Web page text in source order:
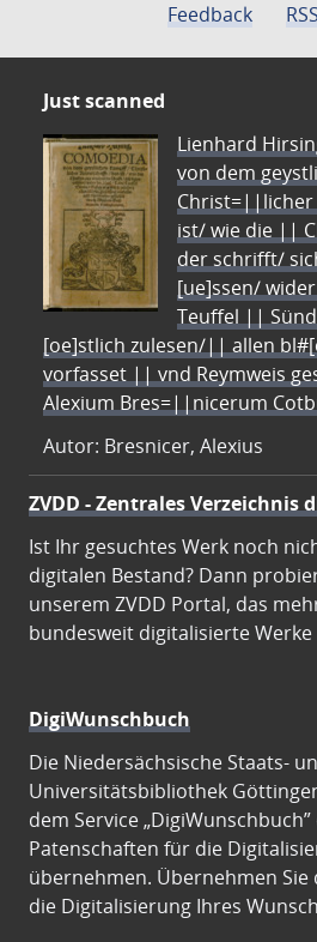
Feedback
Just scanned
Lienhard
von dem
Christ=||licher
ist/ wie die ||
der schrifft/
[ue]ssen/
Teuffel ||
[oe]stlich zulesen/|| allen
vorfasset || vnd Reymweis
Alexium Bres=||nicerum
Autor: Bresnicer, Alexius
ZVDD - Zentrales
Ist Ihr gesuchtes Werk noch
digitalen Bestand? Dann
unserem ZVDD Portal, das
bundesweit digitalisierte Werke
DigiWunschbuch
Die Niedersächsische Staats-
Universitätsbibliothek
dem Service
Patenschaften für die
übernehmen. Übernehmen
die Digitalisierung Ihres